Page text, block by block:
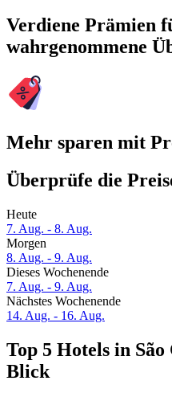
Verdiene Prämien
wahrgenommene
Mehr sparen mit
Überprüfe die
Heute
7. Aug. - 8. Aug.
Morgen
8. Aug. - 9. Aug.
Dieses Wochenende
7. Aug. - 9. Aug.
Nächstes Wochenende
14. Aug. - 16. Aug.
Top 5 Hotels in
Blick